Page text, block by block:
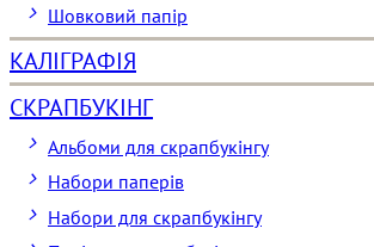
Шовковий папір
КАЛІГРАФІЯ
СКРАПБУКІНГ
Альбоми для скрапбукінгу
Набори паперів
Набори для скрапбукінгу